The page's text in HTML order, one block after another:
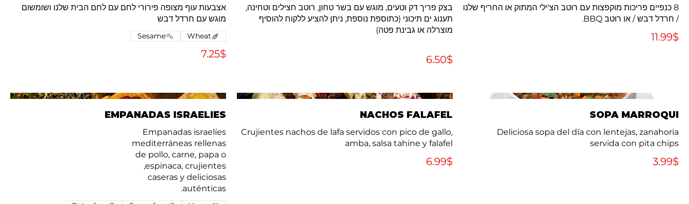
8 כנפיים פריכות מוקפצות עם רוטב הצ'ילי המתוק או החריף שלנו
/ חרדל דבש / או רוטב BBQ.
‏11.99 ‏$
בצק פריך דק וטעים, מוגש עם בשר טחון, רוטב חצילים וטחינה,
תענוג ים תיכוני (כתוספת נוספת, ניתן להציע ללקוח להוסיף
‏6.50 ‏$
אצבעות עוף מצופה פירורי לחם עם לחם הבית שלנו ושומשום
מוגש עם חרדל דבש
‏7.25 ‏$
Wheat
Sesame
SOPA MARROQUI
servida con pita chips
‏3.99 ‏$
NACHOS FALAFEL
Crujientes nachos de lafa servidos con pico de gallo,
amba, salsa tahine y falafel
‏6.99 ‏$
EMPANADAS ISRAELIES
de pollo, carne, papa o
caseras y deliciosas
auténticas.